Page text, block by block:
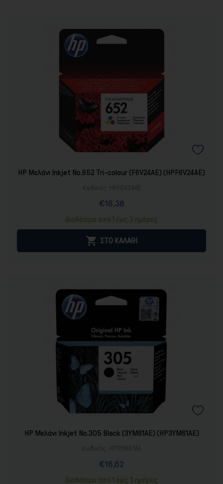
HP Μελάνι Inkjet No.652 Tri-colour (F6V24AE) (HPF6V24AE)
Τιμή
€16,38
Κανονική
Διαθέσιμο από 1 έως 3 ημέρες
 ΣΤΟ ΚΑΛΑΘΙ
HP Μελάνι Inkjet No.305 Black (3YM61AE) (HP3YM61AE)
Τιμή
€16,62
Διαθέσιμο από 1 έως 3 ημέρες